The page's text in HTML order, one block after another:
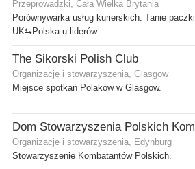
Przeprowadzki, Cała Wielka Brytania
Porównywarka usług kurierskich. Tanie paczki
UK⇆Polska u liderów.
The Sikorski Polish Club
Organizacje i stowarzyszenia, Glasgow
Miejsce spotkań Polaków w Glasgow.
Organizacje i stowarzyszenia, Edynburg
Stowarzyszenie Kombatantów Polskich.